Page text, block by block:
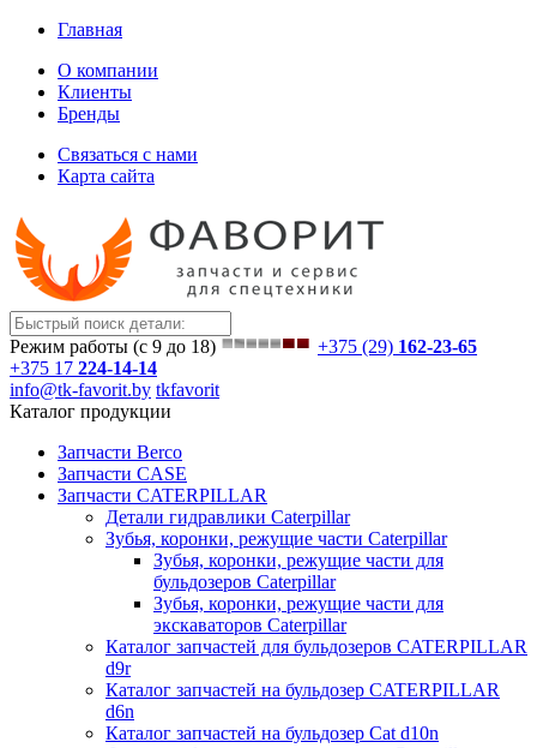
Главная
О компании
Клиенты
Бренды
Связаться с нами
Карта сайта
Режим работы (с 9 до 18) +375 (29) 162-23-65
+375 17 224-14-14
info@tk-favorit.by tkfavorit
Каталог продукции
Запчасти Berco
Запчасти CASE
Запчасти CATERPILLAR
Детали гидравлики Caterpillar
Зубья, коронки, режущие части Caterpillar
Зубья, коронки, режущие части для
бульдозеров Caterpillar
Зубья, коронки, режущие части для
экскаваторов Caterpillar
Каталог запчастей для бульдозеров CATERPILLAR
d9r
Каталог запчастей на бульдозер CATERPILLAR
d6n
Каталог запчастей на бульдозер Сat d10n